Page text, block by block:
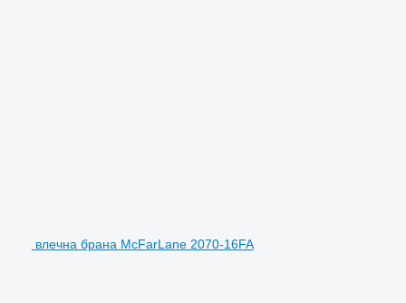
влечна брана McFarLane 2070-16FA